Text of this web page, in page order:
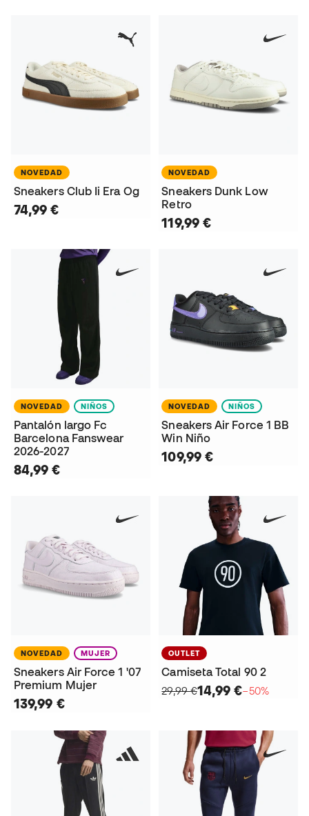
NOVEDAD
Sneakers Club Ii Era Og
74,99 €
NOVEDAD
Sneakers Dunk Low
Retro
119,99 €
NOVEDAD NIÑOS
Pantalón largo Fc
Barcelona Fanswear
2026-2027
84,99 €
NOVEDAD NIÑOS
Sneakers Air Force 1 BB
Win Niño
109,99 €
NOVEDAD MUJER
Sneakers Air Force 1 '07
Premium Mujer
139,99 €
OUTLET
Camiseta Total 90 2
29,99 €14,99 €−50%